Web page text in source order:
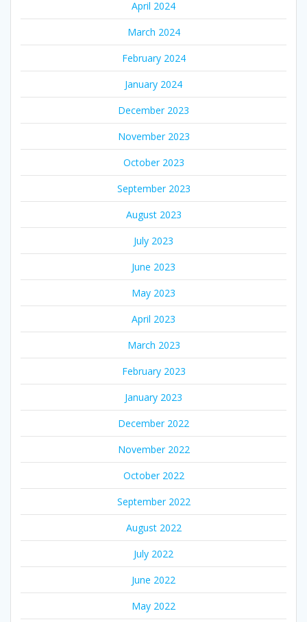
April 2024
March 2024
February 2024
January 2024
December 2023
November 2023
October 2023
September 2023
August 2023
July 2023
June 2023
May 2023
April 2023
March 2023
February 2023
January 2023
December 2022
November 2022
October 2022
September 2022
August 2022
July 2022
June 2022
May 2022